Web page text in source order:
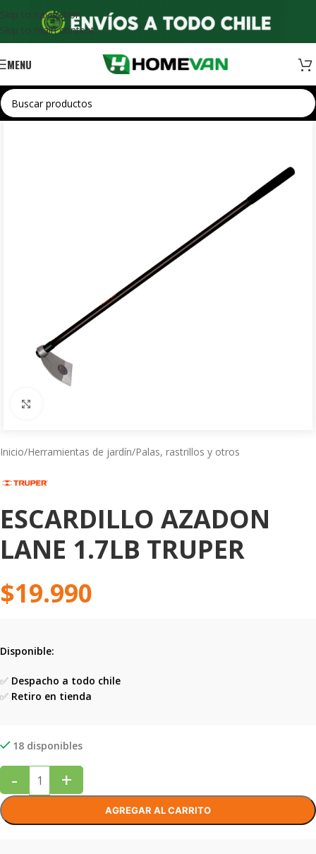
Skip to navigation
Skip to main content
MENU
Inicio/Herramientas de jardín/Palas, rastrillos y otros
ESCARDILLO AZADON
LANE 1.7LB TRUPER
$19.990
Disponible:
✅ Despacho a todo chile
✅ Retiro en tienda
18 disponibles
- +
AGREGAR AL CARRITO